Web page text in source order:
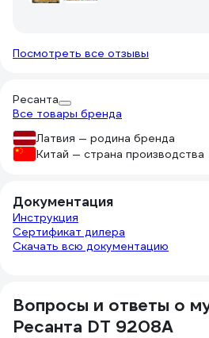
Посмотреть все отзывы
Ресанта
Все товары бренда
Латвия — родина бренда
Китай — страна производства
Документация
Инструкция
Сертификат дилера
Скачать всю документацию
Вопросы и ответы о
Ресанта DT 9208A